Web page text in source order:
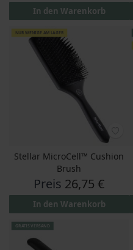
In den Warenkorb
NUR WENIGE AM LAGER
Stellar MicroCell™ Cushion
Brush
Preis 26,75 €
In den Warenkorb
GRATIS VERSAND